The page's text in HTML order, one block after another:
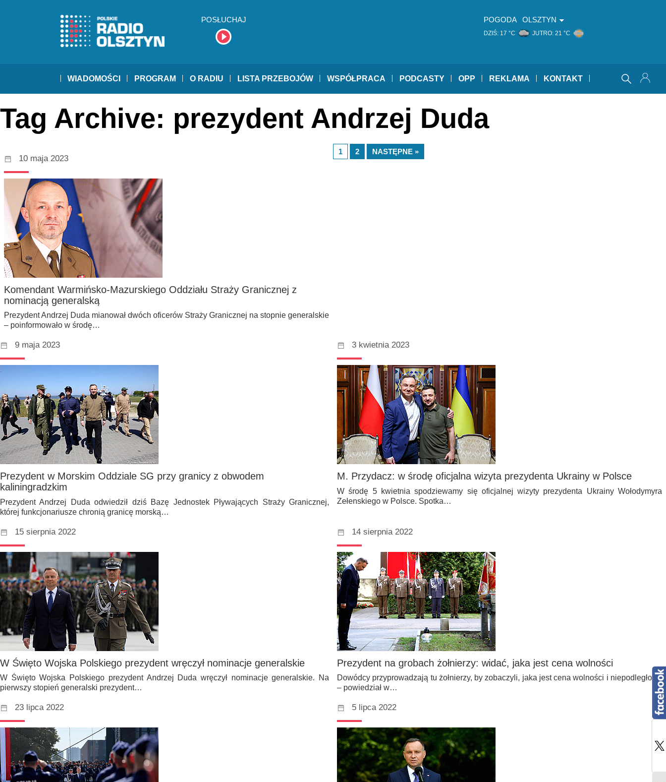
POSŁUCHAJ POGODA OLSZTYN
DZIŚ: 17 °C JUTRO: 21 °C
WIADOMOŚCI PROGRAM O RADIU LISTA PRZEBOJÓW WSPÓŁPRACA PODCASTY OPP REKLAMA KONTAKT
Tag Archive: prezydent Andrzej Duda
10 maja 2023
Komendant Warmińsko-Mazurskiego Oddziału Straży Granicznej z
nominacją generalską
Prezydent Andrzej Duda mianował dwóch oficerów Straży Granicznej na stopnie generalskie
– poinformowało w środę…
9 maja 2023
Prezydent w Morskim Oddziale SG przy granicy z obwodem
kaliningradzkim
Prezydent Andrzej Duda odwiedził dziś Bazę Jednostek Pływających Straży Granicznej,
której funkcjonariusze chronią granicę morską…
3 kwietnia 2023
M. Przydacz: w środę oficjalna wizyta prezydenta Ukrainy w Polsce
W środę 5 kwietnia spodziewamy się oficjalnej wizyty prezydenta Ukrainy Wołodymyra
Zełenskiego w Polsce. Spotka…
15 sierpnia 2022
W Święto Wojska Polskiego prezydent wręczył nominacje generalskie
W Święto Wojska Polskiego prezydent Andrzej Duda wręczył nominacje generalskie. Na
pierwszy stopień generalski prezydent…
14 sierpnia 2022
Prezydent na grobach żołnierzy: widać, jaka jest cena wolności
Dowódcy przyprowadzają tu żołnierzy, by zobaczyli, jaka jest cena wolności i niepodległości
– powiedział w…
23 lipca 2022 5 lipca 2022
1 2 NASTĘPNE »